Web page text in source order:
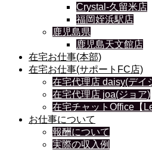
Crystal-久留米店
福岡姪浜駅店
鹿児島県
鹿児島天文館店
在宅お仕事(本部)
在宅お仕事(サポートFC店)
在宅代理店 daisy(デイ
在宅代理店 joa(ジョア)
在宅チャットOffice【
お仕事について
報酬について
実際の収入例